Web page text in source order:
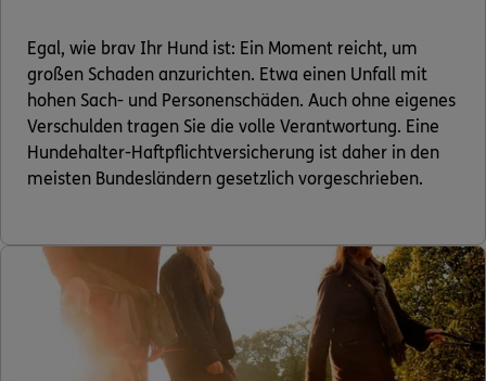
Egal, wie brav Ihr Hund ist: Ein Moment reicht, um
großen Schaden anzurichten. Etwa einen Unfall mit
hohen Sach- und Personenschäden. Auch ohne eigenes
Verschulden tragen Sie die volle Verantwortung. Eine
Hundehalter-Haftpflichtversicherung ist daher in den
meisten Bundesländern gesetzlich vorgeschrieben.